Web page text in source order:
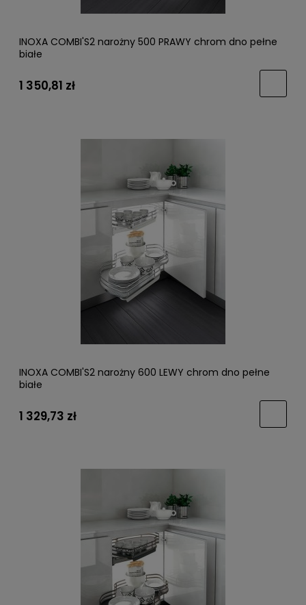
INOXA COMBI'S2 narożny 500 PRAWY chrom dno pełne
białe
1 350,81 zł
INOXA COMBI'S2 narożny 600 LEWY chrom dno pełne
białe
1 329,73 zł